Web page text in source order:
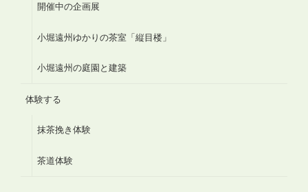
開催中の企画展
小堀遠州ゆかりの茶室「縦目楼」
小堀遠州の庭園と建築
体験する
抹茶挽き体験
茶道体験